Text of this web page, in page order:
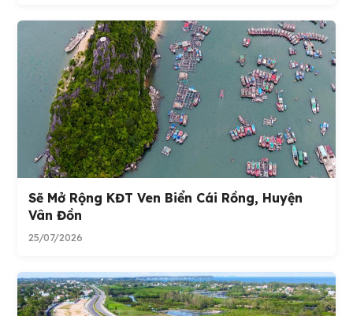
Sẽ Mở Rộng KĐT Ven Biển Cái Rồng, Huyện
Vân Đồn
25/07/2026